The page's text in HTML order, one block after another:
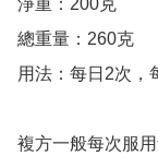
淨重：200克
總重量：260克
用法：每日2次，
複方一般每次服